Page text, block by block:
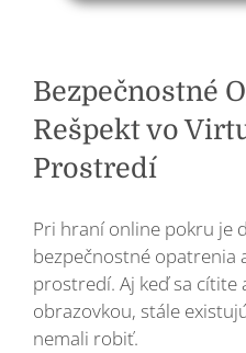
Bezpečnostné
Rešpekt vo
Prostredí
Pri hraní online pokru je
bezpečnostné opatrenia
prostredí. Aj keď sa cítite
obrazovkou, stále
nemali robiť.